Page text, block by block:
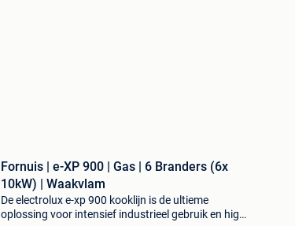
Fornuis | e-XP 900 | Gas | 6 Branders (6x
10kW) | Waakvlam
De electrolux e-xp 900 kooklijn is de ultieme
oplossing voor intensief industrieel gebruik en high-